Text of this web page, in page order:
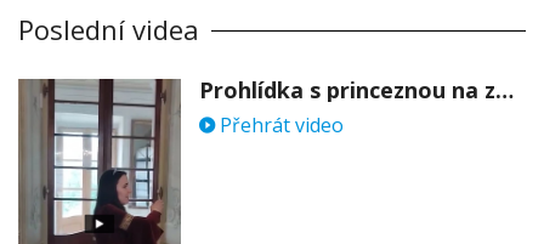
Poslední videa
Prohlídka s princeznou na zámku Stekník
Přehrát video